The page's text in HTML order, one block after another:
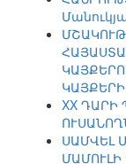
XX ԴԱՐԻ
ՍԱՄՎԵԼ
ՄԱՄՈՒԼԻ